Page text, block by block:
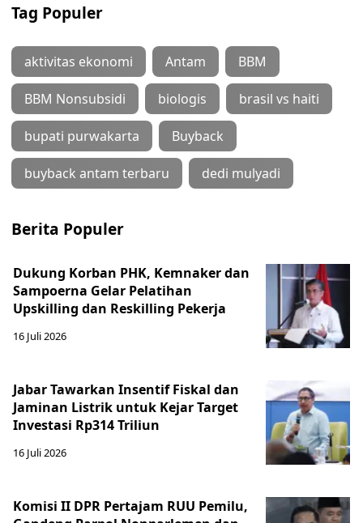
Tag Populer
aktivitas ekonomi Antam BBM
BBM Nonsubsidi biologis brasil vs haiti
bupati purwakarta Buyback
buyback antam terbaru dedi mulyadi
Berita Populer
Dukung Korban PHK, Kemnaker dan
Sampoerna Gelar Pelatihan
Upskilling dan Reskilling Pekerja
16 Juli 2026
Jabar Tawarkan Insentif Fiskal dan
Jaminan Listrik untuk Kejar Target
Investasi Rp314 Triliun
16 Juli 2026
Komisi II DPR Pertajam RUU Pemilu,